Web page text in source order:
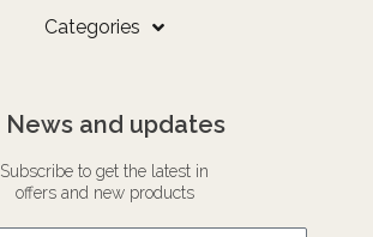
Categories
News and updates
Subscribe to get the latest in
offers and new products